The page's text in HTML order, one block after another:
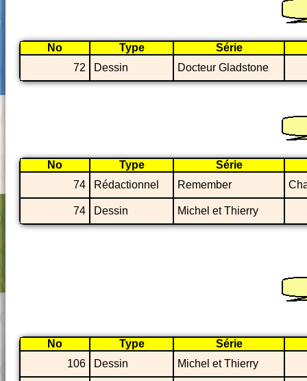
No Type
Série
72
Dessin Docteur Gladstone
No Type
Série
74
Rédactionnel Remember
74 Dessin Michel et Thierry
No Type
Série
106
Dessin Michel et Thierry